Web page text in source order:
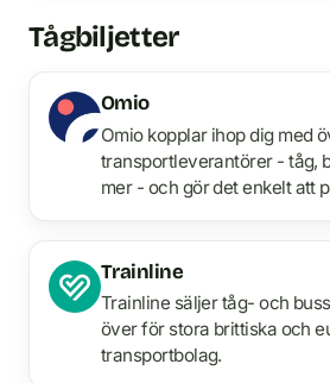
Tågbiljetter
Omio
Omio kopplar ihop dig med
transportleverantörer - tåg,
mer - och gör det enkelt att
Trainline
Trainline säljer tåg- och
över för stora brittiska och
transportbolag.